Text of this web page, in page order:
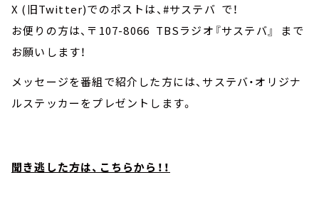
X (旧Twitter)でのポストは、#サステバ で！
お便りの方は、〒107-8066 TBSラジオ『サステバ』 まで
お願いします！
メッセージを番組で紹介した方には、サステバ・オリジナ
ルステッカーをプレゼントします。
聞き逃した方は、こちらから！！